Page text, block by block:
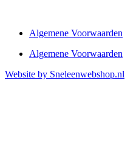
Algemene Voorwaarden
Algemene Voorwaarden
Website by Sneleenwebshop.nl